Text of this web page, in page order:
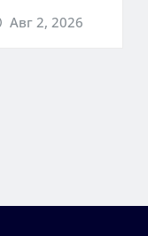
Авг 2, 2026